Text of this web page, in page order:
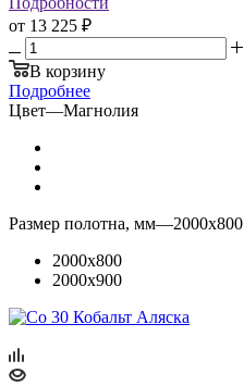
от 13 225 ₽
В корзину
Подробнее
Цвет—Магнолия
Размер полотна, мм—2000x800
2000x800
2000x900